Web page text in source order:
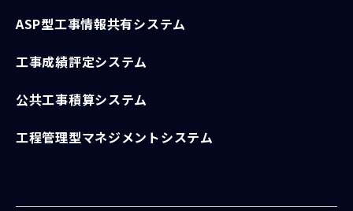
ASP型工事情報共有システム
工事成績評定システム
公共工事積算システム
工程管理型マネジメントシステム